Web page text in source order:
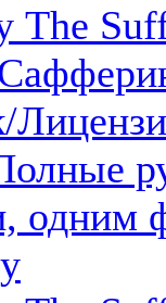
The
одним